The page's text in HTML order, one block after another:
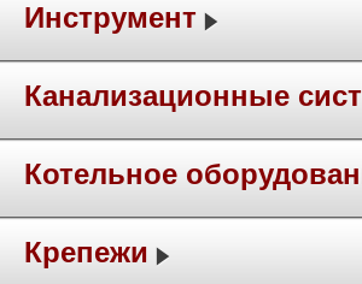
Инструмент
Канализационные
Котельное
Крепежи